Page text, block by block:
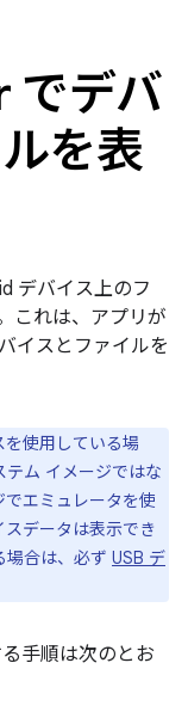
でデバ
を表
デバイス上のフ
これは、アプリが
イスとファイルを
使用している場
ム イメージではな
エミュレータを使
データは表示でき
場合は、必ず USB デ
手順は次のとお